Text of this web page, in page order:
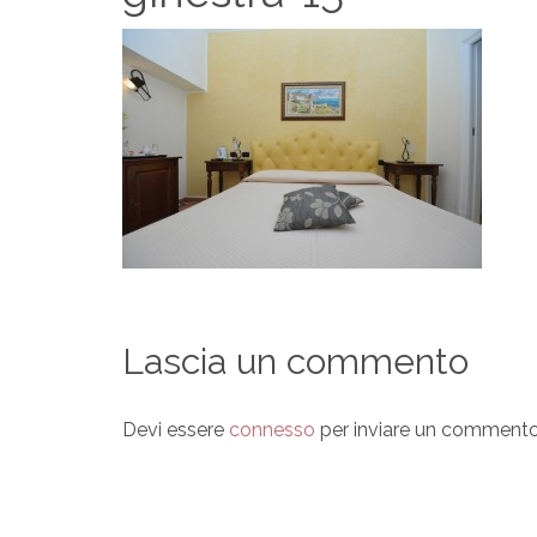
Lascia un commento
Devi essere connesso per inviare un